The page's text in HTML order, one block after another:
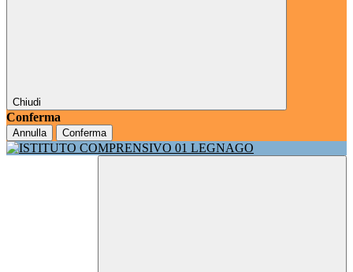
Chiudi
Conferma
Annulla Conferma